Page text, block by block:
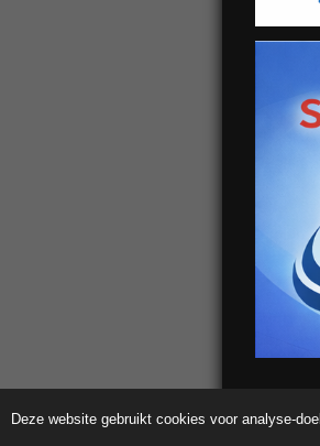
Deze website gebruikt cookies voor analyse-